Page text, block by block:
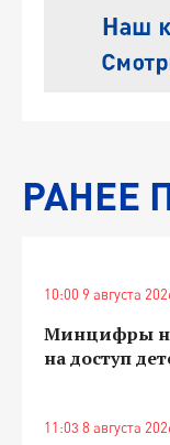
РАНЕЕ
10:00 9 августа
Минцифры
на доступ
11:03 8 августа